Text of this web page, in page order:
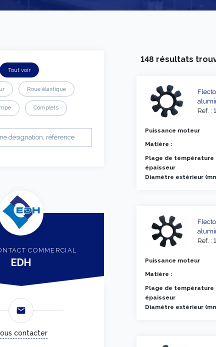
Tout voir
Roue élastique
Complets
COMMERCIAL
EDH
email
contacter
148 résultats
Ref. :
Puissance moteur
Matière :
Plage de température
épaisseur
Diamètre extérieur
Ref. :
Puissance moteur
Matière :
Plage de température
épaisseur
Diamètre extérieur